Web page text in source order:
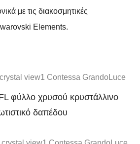
με τις διακοσμητικές
Elements.
φύλλο χρυσού κρυστάλλινο
δαπέδου